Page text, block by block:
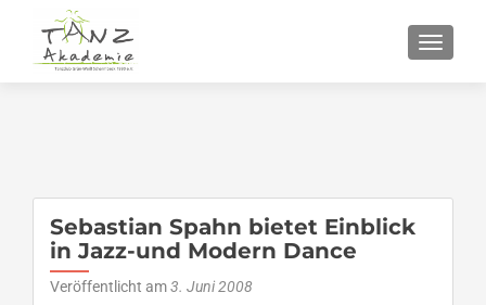
Sebastian Spahn bietet Einblick
in Jazz-und Modern Dance
Veröffentlicht am3. Juni 2008